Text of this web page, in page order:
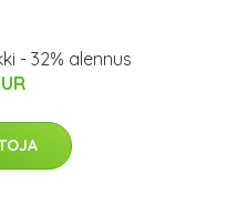
- 32% alennus